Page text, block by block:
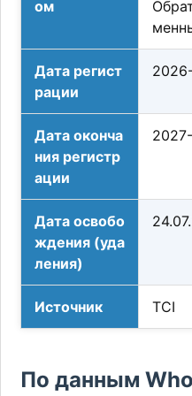
ом
Дата регист
рации
Дата оконча
ния регистр
ации
Дата освобо
ждения (уда
ления)
Источник TCI
По данным